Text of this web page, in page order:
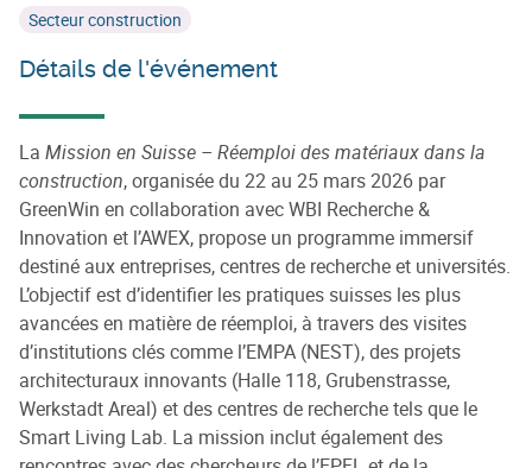
Secteur construction
Détails de l'événement
La Mission en Suisse – Réemploi des matériaux dans la
construction, organisée du 22 au 25 mars 2026 par
GreenWin en collaboration avec WBI Recherche &
Innovation et l’AWEX, propose un programme immersif
destiné aux entreprises, centres de recherche et universités.
L’objectif est d’identifier les pratiques suisses les plus
avancées en matière de réemploi, à travers des visites
d’institutions clés comme l’EMPA (NEST), des projets
architecturaux innovants (Halle 118, Grubenstrasse,
Werkstadt Areal) et des centres de recherche tels que le
Smart Living Lab. La mission inclut également des